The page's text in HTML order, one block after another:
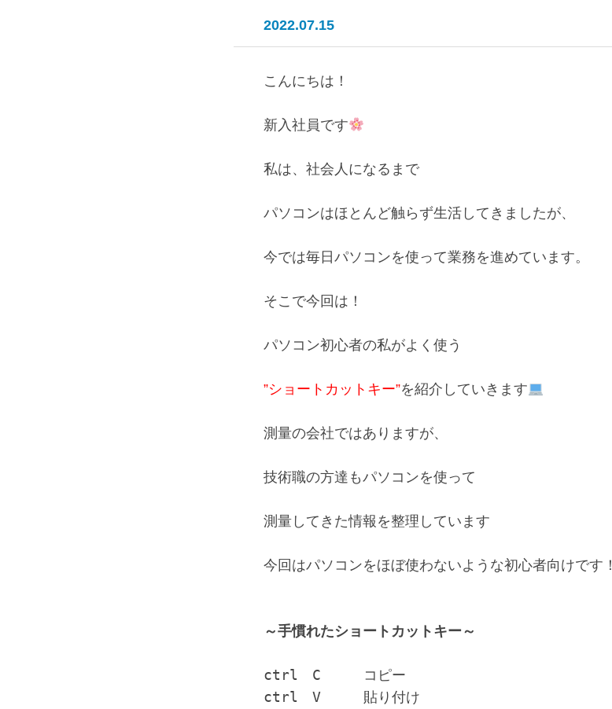
2022.07.15
こんにちは！
新入社員です
私は、社会人になるまで
パソコンはほとんど触らず生活してきましたが、
今では毎日パソコンを使って業務を進めています。
そこで今回は！
パソコン初心者の私がよく使う
”ショートカットキー”を紹介していきます
測量の会社ではありますが、
技術職の方達もパソコンを使って
測量してきた情報を整理しています
今回はパソコンをほぼ使わないような初心者向けです！
～手慣れたショートカットキー～
ctrl　C　　　コピー
ctrl　V　　　貼り付け